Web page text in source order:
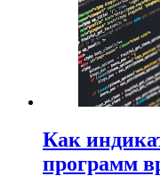
Как
программ